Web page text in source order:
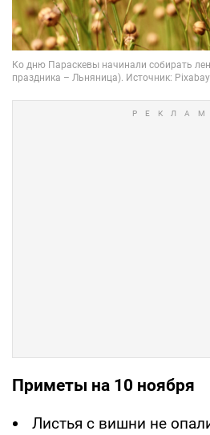
Приметы на 10 ноября
Листья с вишни не